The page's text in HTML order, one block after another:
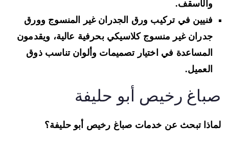
والأسقف.
فنيين في تركيبورق الجدران غير المنسوج وورق
جدران غير منسوج كلاسيكيبحرفية عالية، ويقدمون
المساعدة في اختيار تصميمات وألوان تناسب ذوق
العميل.
رخيص أبو حليفة
تبحث عن خدمات صباغ رخيص أبو حليفة؟